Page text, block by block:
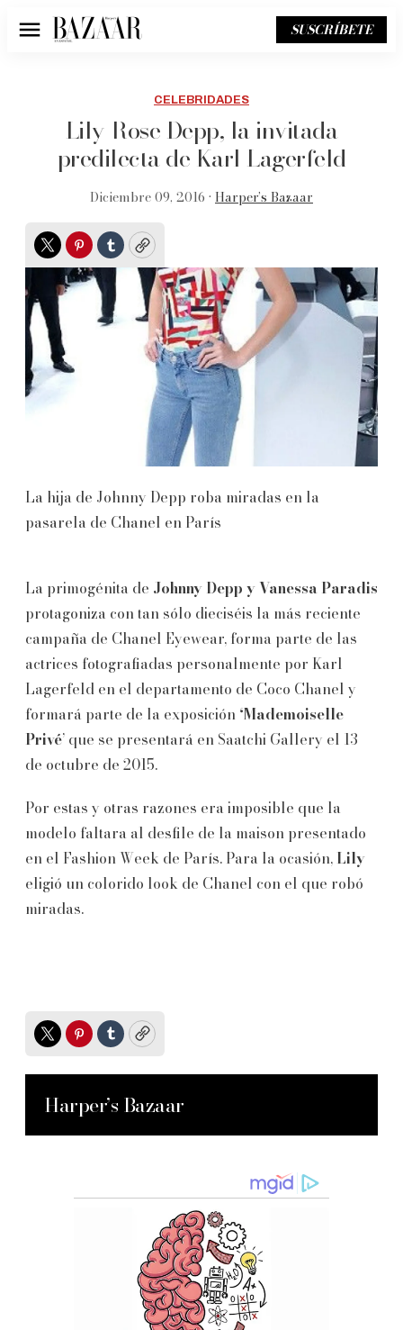
Menú SUSCRÍBETE
CELEBRIDADES
Lily-Rose Depp, la invitada
predilecta de Karl Lagerfeld
Diciembre 09, 2016 • Harper’s Bazaar
TwitterPinterest
TumblrCopy
La hija de Johnny Depp roba miradas en la
pasarela de Chanel en París
La primogénita de Johnny Depp y Vanessa Paradis
protagoniza con tan sólo dieciséis la más reciente
campaña de Chanel Eyewear, forma parte de las
actrices fotografiadas personalmente por Karl
Lagerfeld en el departamento de Coco Chanel y
formará parte de la exposición ‘Mademoiselle
Privé’ que se presentará en Saatchi Gallery el 13
de octubre de 2015.
Por estas y otras razones era imposible que la
modelo faltara al desfile de la maison presentado
en el Fashion Week de París. Para la ocasión, Lily
eligió un colorido look de Chanel con el que robó
miradas.
TwitterPinterest
TumblrCopy
Harper’s Bazaar